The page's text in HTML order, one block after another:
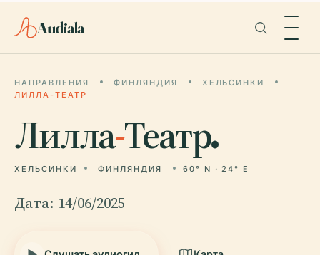
Audiala
НАПРАВЛЕНИЯ ФИНЛЯНДИЯ
ХЕЛЬСИНКИ
ЛИЛЛА-ТЕАТР
Лилла-Театр.
ХЕЛЬСИНКИ ФИНЛЯНДИЯ 60° N · 24° E
Дата: 14/06/2025